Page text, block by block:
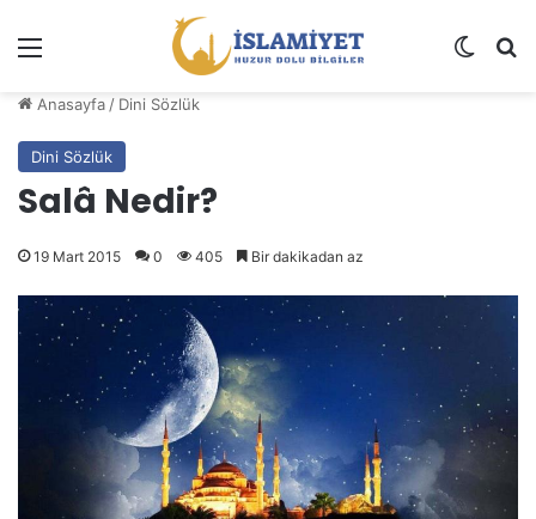
Dış
Anasayfa / Dini Sözlük
Dini Sözlük
Salâ Nedir?
19 Mart 2015 0 405 Bir dakikadan az